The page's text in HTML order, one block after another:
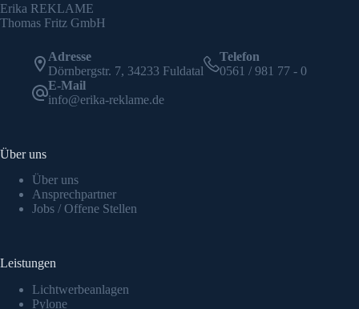
Erika REKLAME
Thomas Fritz GmbH
Adresse
Dörnbergstr. 7, 34233 Fuldatal
Telefon
0561 / 981 77 - 0
E-Mail
info@erika-reklame.de
Über uns
Über uns
Ansprechpartner
Jobs / Offene Stellen
Leistungen
Lichtwerbeanlagen
Pylone